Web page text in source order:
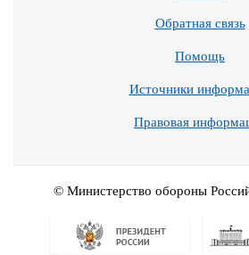
Обратная связь
Помощь
Источники
Правовая
© Министерство обороны